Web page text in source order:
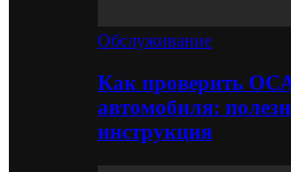
Обслуживание
Как проверить
автомобиля:
инструкция